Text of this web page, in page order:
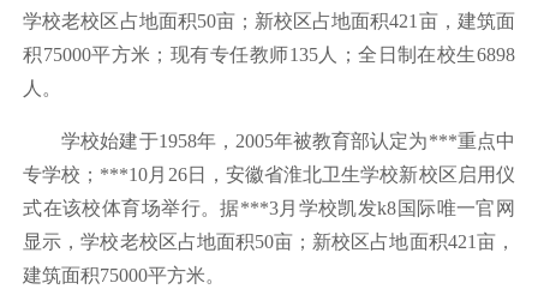
学校老校区占地面积50亩；新校区占地面积421亩，建筑面
积75000平方米；现有专任教师135人；全日制在校生6898
人。
学校始建于1958年，2005年被教育部认定为***重点中
专学校；***10月26日，安徽省淮北卫生学校新校区启用仪
式在该校体育场举行。据***3月学校凯发k8国际唯一官网
显示，学校老校区占地面积50亩；新校区占地面积421亩，
建筑面积75000平方米。